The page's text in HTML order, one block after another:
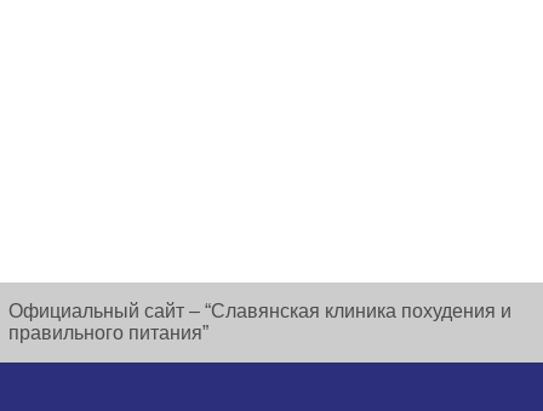
Официальный сайт – “Славянская клиника похудения и
правильного питания”